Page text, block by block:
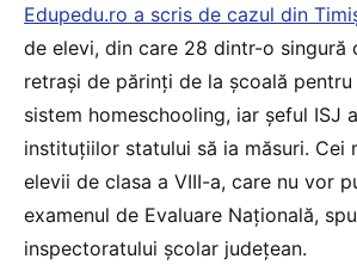
Edupedu.ro a scris de cazul din
de elevi, din care 28 dintr-o singură
retrași de părinți de la școală
sistem homeschooling, iar șeful ISJ
instituţiilor statului să ia măsuri. Cei
elevii de clasa a VIII-a, care nu vor
examenul de Evaluare Naţională,
inspectoratului școlar județean.